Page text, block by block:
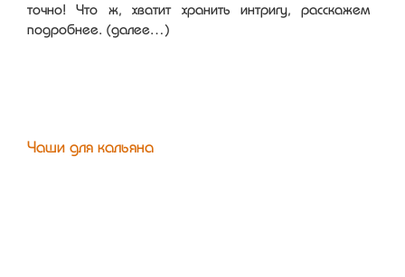
точно! Что ж, хватит хранить интригу, расскажем
подробнее. (далее…)
Чаши для кальяна